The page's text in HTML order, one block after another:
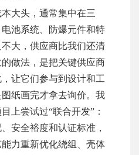
大头，通常集中在三
池系统、防爆元件和特
大，供应商比我们还清
做法，是把关键供应商
让它们参与到设计和工
纸画完才拿去询价。我
上尝试过“联合开发”：
安全裕度和认证标准，
力重新优化绕组、壳体